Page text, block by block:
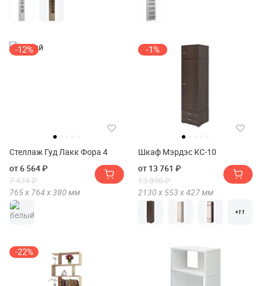
-12%
Стеллаж Гуд Лакк Фора 4
от 6 564 ₽
7 474 ₽
765 х 764 х380 мм
-1%
Шкаф Мэрдэс КС-10
от 13 761 ₽
13 890 ₽
2130 х 553 х427мм
+11
-22%